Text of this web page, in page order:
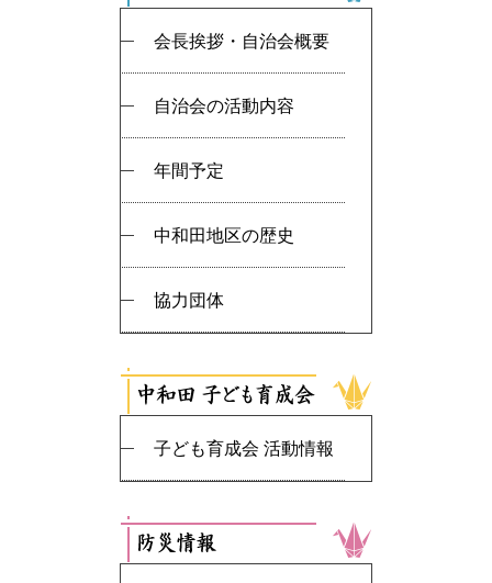
会長挨拶・自治会概要
自治会の活動内容
年間予定
中和田地区の歴史
協力団体
子ども育成会 活動情報